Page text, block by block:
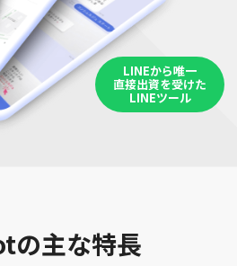
LINEから唯一
直接出資を受けた
LINEツール
の主な特長